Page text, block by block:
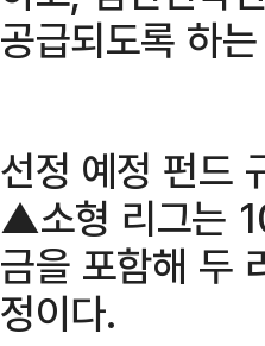
공급되도록 하
선정 예정 펀드
▲소형 리그는
금을 포함해 두
정이다.